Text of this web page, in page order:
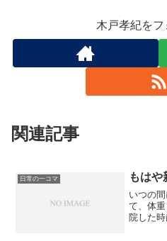
木戸孝紀をフ
関連記事
日常の一コマ もはや
いつの
て、体
院した時